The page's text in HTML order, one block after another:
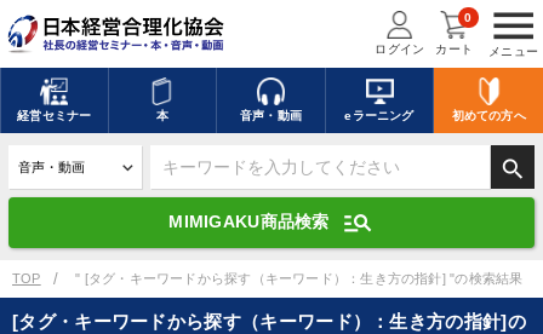
menu
メニュー
ログイン カート
0
経営セミナー 本 音声・動画 eラーニング 初めての方へ
search
MIMIGAKU商品検索 manage_search
キーワードを入力して探す
デジタル版対応のみ検索結果に表示する
search 上記の条件で検索
TOP " [タグ・キーワードから探す（キーワード）：生き方の指針] "の検索結果
[タグ・キーワードから探す（キーワード）：生き方の指針]の